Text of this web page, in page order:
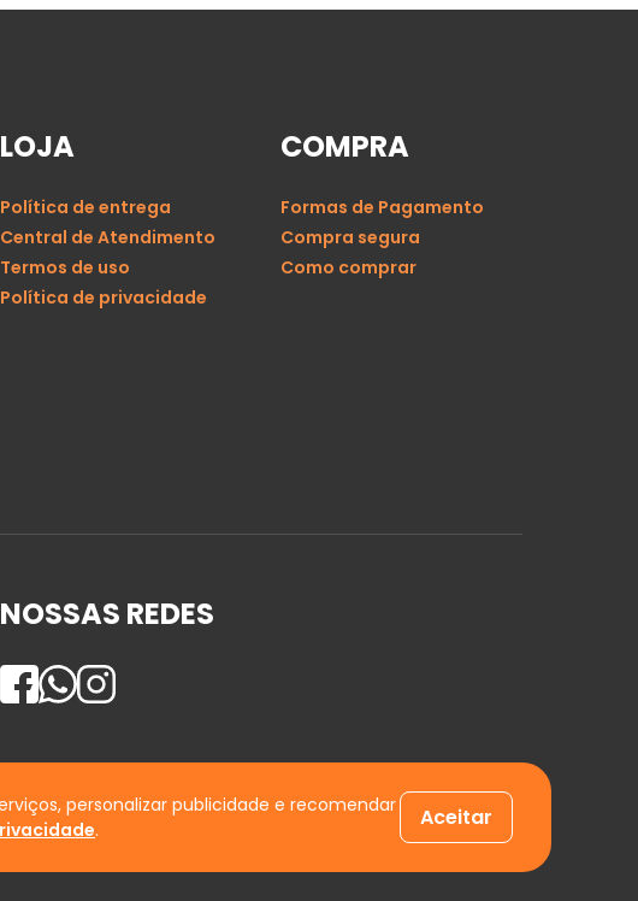
LOJA
Política de entrega
Central de Atendimento
Termos de uso
Política de privacidade
COMPRA
Formas de Pagamento
Compra segura
Como comprar
NOSSAS REDES
Aceitar
personalizar publicidade e recomendar
.